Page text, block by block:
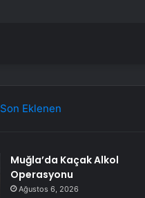
Son Eklenen
Muğla’da Kaçak Alkol
Operasyonu
Ağustos 6, 2026